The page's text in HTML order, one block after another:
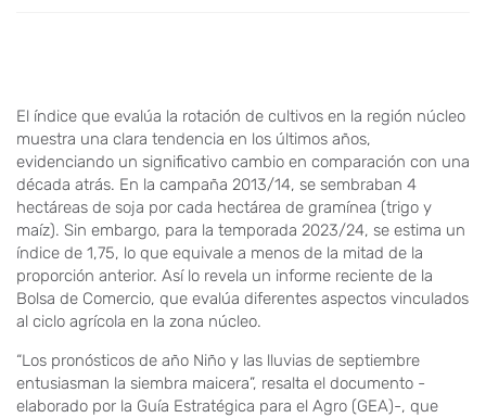
El índice que evalúa la rotación de cultivos en la región núcleo
muestra una clara tendencia en los últimos años,
evidenciando un significativo cambio en comparación con una
década atrás. En la campaña 2013/14, se sembraban 4
hectáreas de soja por cada hectárea de gramínea (trigo y
maíz). Sin embargo, para la temporada 2023/24, se estima un
índice de 1,75, lo que equivale a menos de la mitad de la
proporción anterior. Así lo revela un informe reciente de la
Bolsa de Comercio, que evalúa diferentes aspectos vinculados
al ciclo agrícola en la zona núcleo.
“Los pronósticos de año Niño y las lluvias de septiembre
entusiasman la siembra maicera”, resalta el documento -
elaborado por la Guía Estratégica para el Agro (GEA)-, que